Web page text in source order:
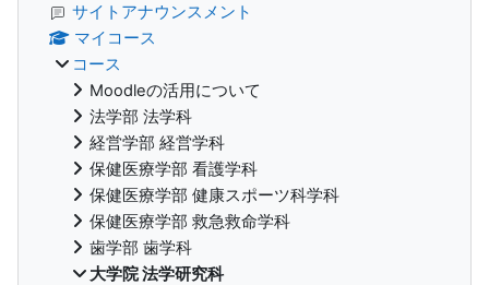
サイトアナウンスメント
マイコース
コース
Moodleの活用について
法学部 法学科
経営学部 経営学科
保健医療学部 看護学科
保健医療学部 健康スポーツ科学科
保健医療学部 救急救命学科
歯学部 歯学科
大学院 法学研究科